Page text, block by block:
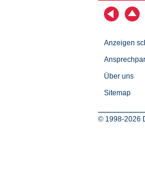
Anzeigen
Über uns
Sitemap
© 1998-2026